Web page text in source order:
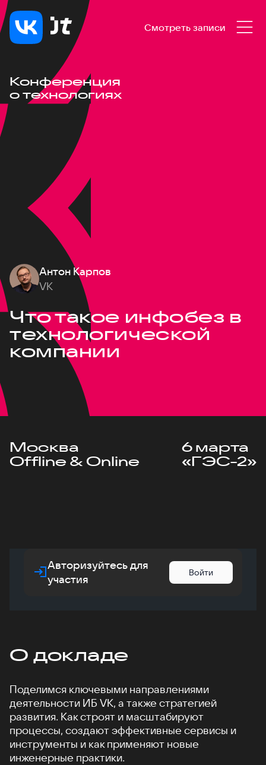
Смотреть записи
Конференция
о технологиях
Антон Карпов
VK
Что такое инфобез в
технологической
компании
Москва
Offline & Online
6 марта
«ГЭС-2»
Авторизуйтесь для
участия
Войти
О докладе
Поделимся ключевыми направлениями
деятельности ИБ VK, а также стратегией
развития. Как строят и масштабируют
процессы, создают эффективные сервисы и
инструменты и как применяют новые
инженерные практики.